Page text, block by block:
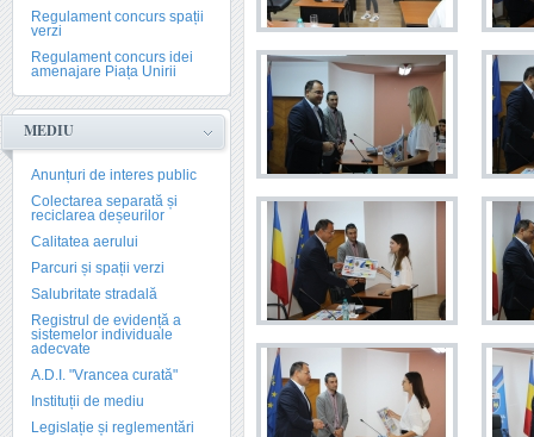
Regulament concurs spații
verzi
Regulament concurs idei
amenajare Piața Unirii
MEDIU
Anunțuri de interes public
Colectarea separată și
reciclarea deșeurilor
Calitatea aerului
Parcuri și spații verzi
Salubritate stradală
Registrul de evidență a
sistemelor individuale
adecvate
A.D.I. "Vrancea curată"
Instituții de mediu
Legislație și reglementări